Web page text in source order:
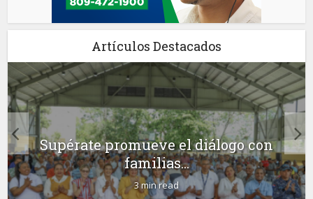
Artículos Destacados
Supérate promueve el diálogo con
familias...
3 min read